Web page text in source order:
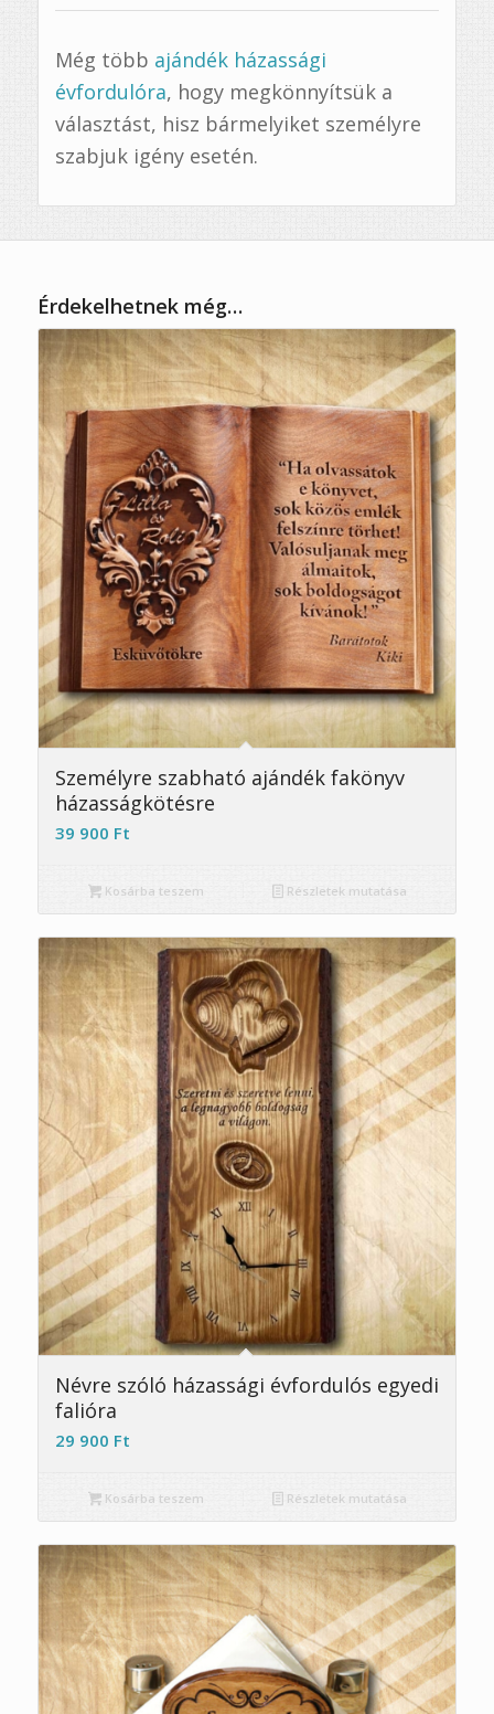
Még több ajándék házassági
évfordulóra, hogy megkönnyítsük a
választást, hisz bármelyiket személyre
szabjuk igény esetén.
Érdekelhetnek még…
5.00
Személyre szabható ajándék fakönyv
házasságkötésre
39 900 Ft
Kosárba teszem Részletek mutatása
4.91
Névre szóló házassági évfordulós egyedi
falióra
29 900 Ft
Kosárba teszem Részletek mutatása